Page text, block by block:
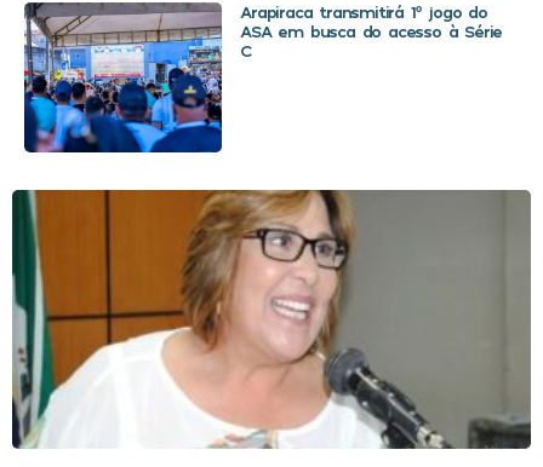
Arapiraca transmitirá 1º jogo do
ASA em busca do acesso à Série
C